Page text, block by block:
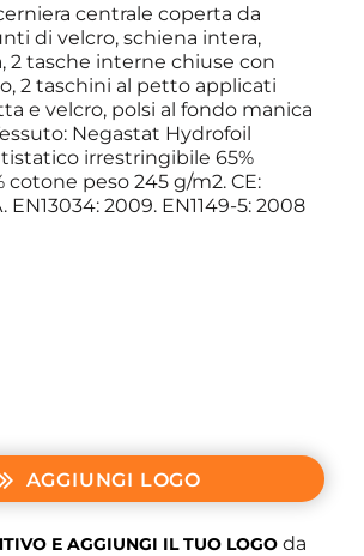
centrale coperta da
di velcro, schiena intera,
2 tasche interne chiuse con
2 taschini al petto applicati
e velcro, polsi al fondo manica
Negastat Hydrofoil
irrestringibile 65%
cotone peso 245 g/m2. CE:
EN13034: 2009. EN1149-5: 2008
AGGIUNGI LOGO
E AGGIUNGI IL TUO LOGO da